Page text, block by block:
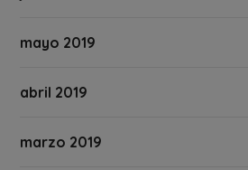
mayo 2019
abril 2019
marzo 2019